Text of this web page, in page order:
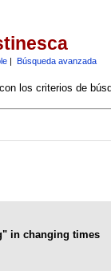
| Búsqueda avanzada
los criterios de
in changing times